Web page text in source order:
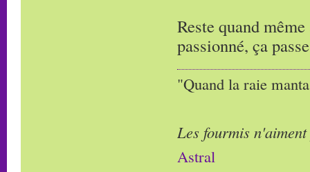
Reste quand
passionné, ça
"Quand la raie
Les fourmis
Astral